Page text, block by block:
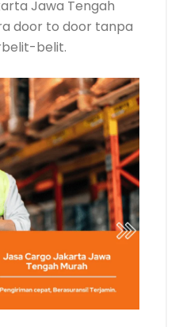
Jawa Tengah
door to door tanpa
belit.